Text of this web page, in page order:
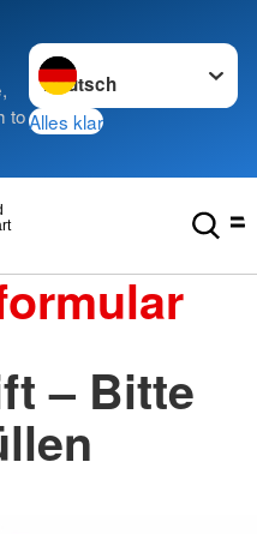
to
Sprache wechseln zu
Alles klar
– Bitte